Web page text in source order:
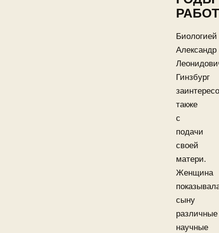
Биологией
Александр
Гинзбург
также
с
подачи
своей
матери.
Женщина
сыну
различные
научные